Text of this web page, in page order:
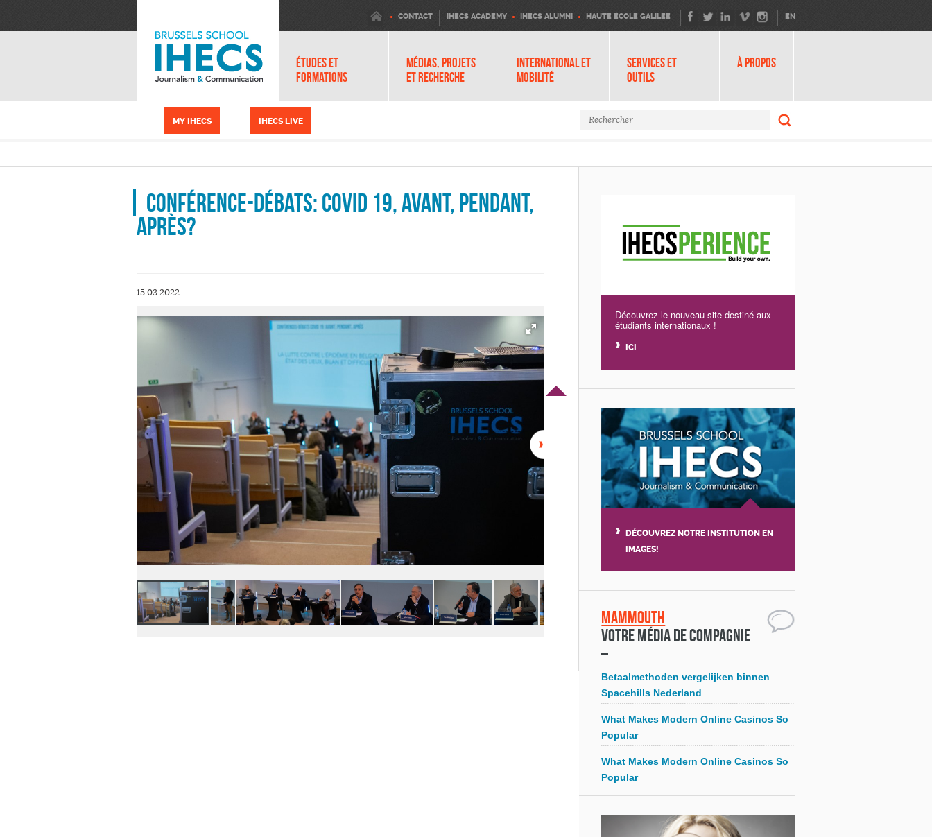
CONTACT IHECS ACADEMY IHECS ALUMNI HAUTE ÉCOLE GALILEE EN
ÉTUDES ET
FORMATIONS
MÉDIAS, PROJETS
ET RECHERCHE
INTERNATIONAL ET
MOBILITÉ
SERVICES ET
OUTILS
À PROPOS
MY IHECS IHECS LIVE Formulaire de recherche Rechercher
Conférence-débats: Covid 19, avant, pendant,
après?
15.03.2022
Jean-François Raskin
Découvrez le nouveau site destiné aux
étudiants internationaux !
ICI
DÉCOUVREZ NOTRE INSTITUTION EN
IMAGES!
Mammouth
Votre média de compagnie
Betaalmethoden vergelijken binnen
Spacehills Nederland
What Makes Modern Online Casinos So
Popular
What Makes Modern Online Casinos So
Popular